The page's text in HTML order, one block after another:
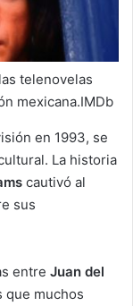
telenovelas
mexicana.IMDb
en 1993, se
La historia
cautivó al
sus
entre Juan del
que muchos